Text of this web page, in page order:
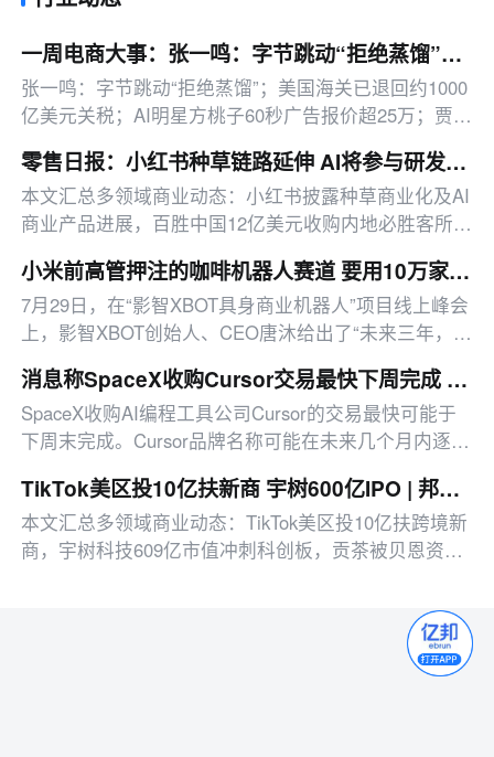
一周电商大事：张一鸣：字节跳动“拒绝蒸馏”；美国海关已退回约1000亿美元关税
张一鸣：字节跳动“拒绝蒸馏”；美国海关已退回约1000
亿美元关税；AI明星方桃子60秒广告报价超25万；贾国
零售日报：小红书种草链路延伸 AI将参与研发投放决策
本文汇总多领域商业动态：小红书披露种草商业化及AI
商业产品进展，百胜中国12亿美元收购内地必胜客所有
店、咖啡机器人赛道布局、微信功能更新、快手818活
动启动等消息。
小米前高管押注的咖啡机器人赛道 要用10万家门店PK瑞幸们？
7月29日，在“影智XBOT具身商业机器人”项目线上峰会
上，影智XBOT创始人、CEO唐沐给出了“未来三年，国
字是瑞幸与库迪国内在营门店数量总和的两倍。
消息称SpaceX收购Cursor交易最快下周完成 新产品或启用Grok品牌
SpaceX收购AI编程工具公司Cursor的交易最快可能于
下周末完成。Cursor品牌名称可能在未来几个月内逐步
TikTok美区投10亿扶新商 宇树600亿IPO | 邦小白日报
本文汇总多领域商业动态：TikTok美区投10亿扶跨境新
商，宇树科技609亿市值冲刺科创板，贡茶被贝恩资本